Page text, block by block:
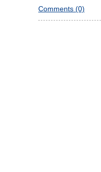
Comments (0)